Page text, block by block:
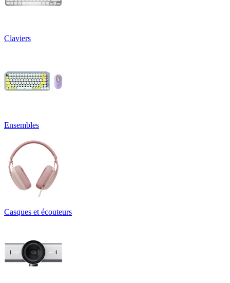
Claviers
Ensembles
Casques et écouteurs